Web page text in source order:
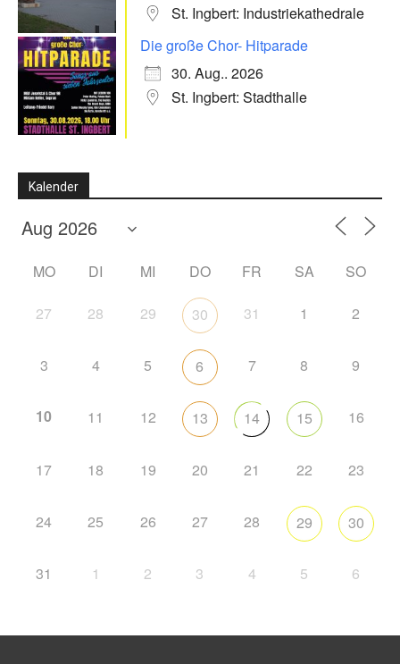
St. Ingbert: Industriekathedrale
Die große Chor- Hitparade
30. Aug.. 2026
St. Ingbert: Stadthalle
Kalender
MO DI MI DO FR SA SO
27 28 29 30 31 1 2
3 4 5 6 7 8 9
10 11 12 13 14 15 16
17 18 19 20 21 22 23
24 25 26 27 28 29 30
31 1 2 3 4 5 6